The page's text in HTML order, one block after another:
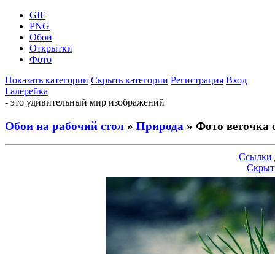
GIF
PNG
Обои
Открытки
Фото
Показать категории Скрыть категории Регистрация Вход
Галерейка
- это удивительный мир изображений
Обои на рабочий стол » Природа » Фото веточка
Ссылки